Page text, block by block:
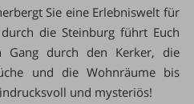
Sie eine Erlebniswelt für
die Steinburg führt Euch
Gang durch den Kerker, die
und die Wohnräume bis
und mysteriös!